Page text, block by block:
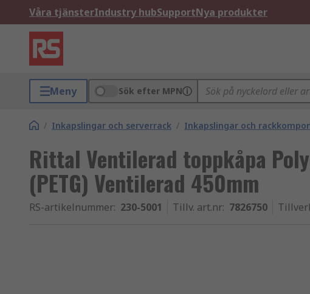
Våra tjänsterIndustry hubSupportNya produkter
Meny Sök efter MPN
/ Inkapslingar och serverrack / Inkapslingar och
Rittal Ventilerad toppkåpa
(PETG) Ventilerad 450mm
RS-artikelnummer: 230-5001 Tillv. art.nr: 7826750